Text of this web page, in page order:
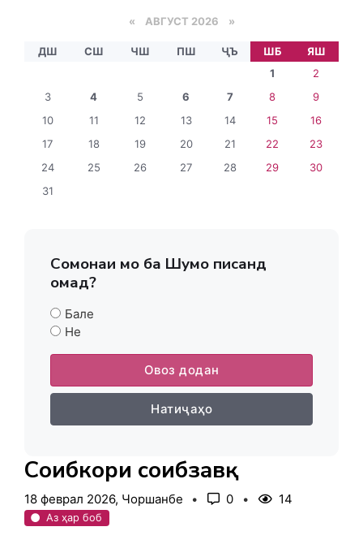
« АВГУСТ 2026 »
ДШ СШ ЧШ ПШ ҶЪ ШБ
ЯШ
1
2
3
4 5 6 7 8
9
10
11 12 13 14 15
16
17
18 19 20 21 22
23
24
25 26 27 28 29
30
31
Сомонаи мо ба Шумо писанд
омад?
Бале
Не
Овоз додан
Натиҷаҳо
Соҳибкори соҳибзавқ
18 феврал 2026, Чоршанбе 0 14
Аз ҳар боб